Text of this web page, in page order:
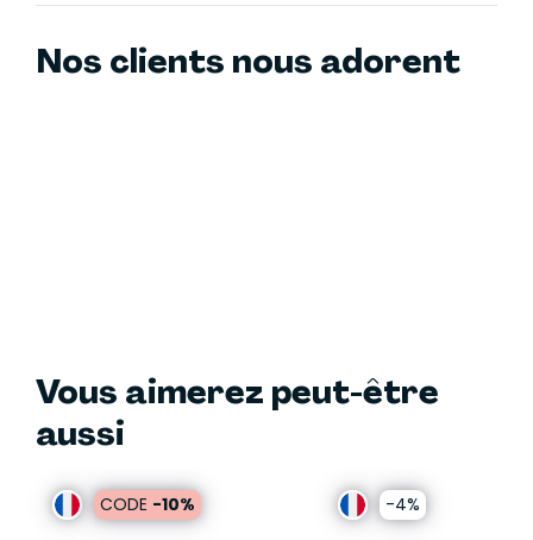
Nos clients nous adorent
Vous aimerez peut-être
aussi
CODE -10% -4%